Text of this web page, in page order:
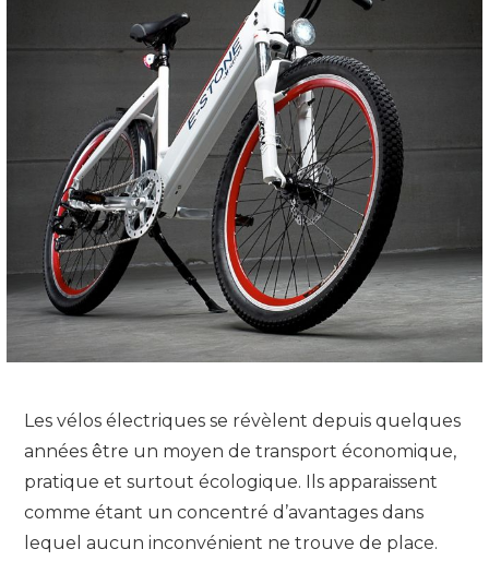
Les vélos électriques se révèlent depuis quelques
années être un moyen de transport économique,
pratique et surtout écologique. Ils apparaissent
comme étant un concentré d’avantages dans
lequel aucun inconvénient ne trouve de place.